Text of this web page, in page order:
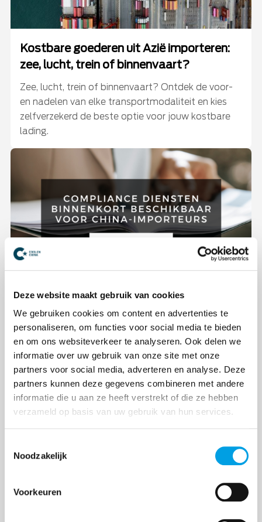
Deze website maakt gebruik van cookies
We gebruiken cookies om content en advertenties te
personaliseren, om functies voor social media te bieden
en om ons websiteverkeer te analyseren. Ook delen we
informatie over uw gebruik van onze site met onze
partners voor social media, adverteren en analyse. Deze
partners kunnen deze gegevens combineren met andere
informatie die u aan ze heeft verstrekt of die ze hebben
verzameld op basis van uw gebruik van hun services.
Noodzakelijk
Voorkeuren
Kostbare goederen uit Azië importeren:
zee, lucht, trein of binnenvaart?
Zee, lucht, trein of binnenvaart? Ontdek de voor-
en nadelen van elke transportmodaliteit en kies
zelfverzekerd de beste optie voor jouw kostbare
lading.
Compliance diensten binnenkort
beschikbaar voor China-importeurs
De Europese richtlijnen rondom de veiligheid van
producten worden steeds strenger. Hiermee groeit
de verantwoordelijkheid voor Westerse bedrijven
die producten uit landen zoals China naar Europa
i...